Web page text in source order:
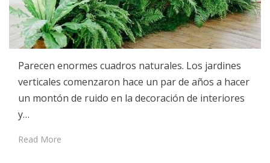
Parecen enormes cuadros naturales. Los jardines
verticales comenzaron hace un par de años a hacer
un montón de ruido en la decoración de interiores
y…
Read More